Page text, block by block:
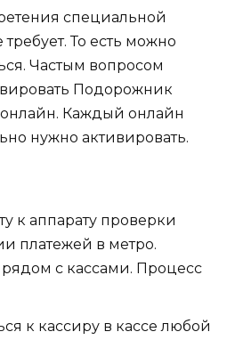
специальной
То есть можно
Частым вопросом
Подорожник
Каждый онлайн
нужно активировать.
к аппарату проверки
платежей в метро.
с кассами. Процесс
к кассиру в кассе любой